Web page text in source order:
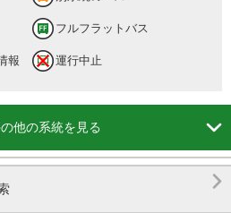
フルフラットバス
報
運行中止
他の系統を見る 
